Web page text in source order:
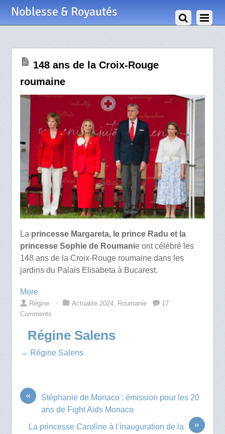
Noblesse & Royautés
148 ans de la Croix-Rouge
roumaine
La princesse Margareta, le prince Radu et la
princesse Sophie de Roumanie ont célébré les
148 ans de la Croix-Rouge roumaine dans les
jardins du Palais Elisabeta à Bucarest.
More
Régine ⋅ Actualité 2024, Roumanie
17
Comments
Régine Salens
→ Régine Salens
«
Stéphanie de Monaco : émission pour les 20
ans de Fight Aids Monaco
»
La princesse Caroline à l’inauguration de la